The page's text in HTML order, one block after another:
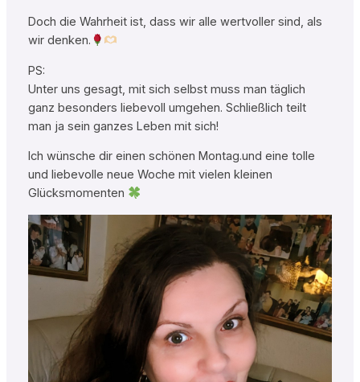
Doch die Wahrheit ist, dass wir alle wertvoller sind, als
wir denken.
PS:
Unter uns gesagt, mit sich selbst muss man täglich
ganz besonders liebevoll umgehen. Schließlich teilt
man ja sein ganzes Leben mit sich!
Ich wünsche dir einen schönen Montag.und eine tolle
und liebevolle neue Woche mit vielen kleinen
Glücksmomenten